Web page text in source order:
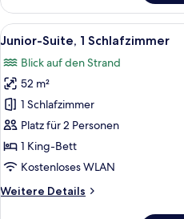
Zimmer,
2 Einzelbetten,
Balkon,
(Beachfront)
Alle
Fotos
für
Junior-
Suite,
1
Schlafzimmer
anzeigen
10
Junior-Suite, 1 Schlafzimmer
Blick auf den Strand
52 m²
1 Schlafzimmer
Platz für 2 Personen
1 King-Bett
Kostenloses WLAN
Weitere Details
Weitere